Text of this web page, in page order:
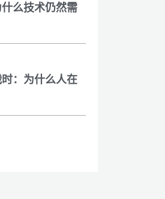
么技术仍然需
：为什么人在